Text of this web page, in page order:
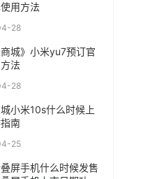
用方法
28
商城》小米yu7预订官
法
28
小米10s什么时候上
南
25
屏手机什么时候发售